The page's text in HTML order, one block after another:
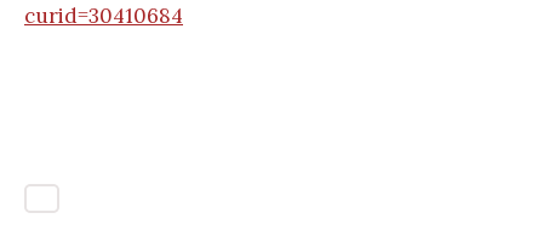
curid=30410684